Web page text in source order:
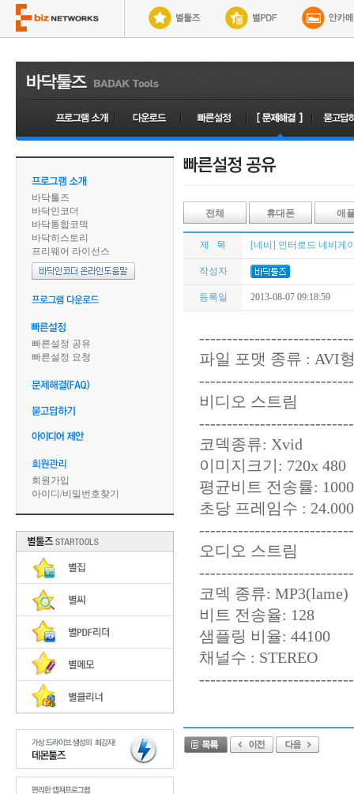
바닥툴즈
바닥인코더
바닥통합코덱
바닥히스토리
프리웨어 라이선스
빠른설정 공유
빠른설정 요청
회원가입
아이디 /비밀번호찾기
전체 휴대폰 애
제 목 [네비] 인터로드 네비게
작성자
등록일 2013-08-07 09:18:59
파일 포맷 종류 : AVI
비디오 스트림
코덱종류: Xvid
이미지크기: 720x 480
평균비트 전송률:
초당 프레임수 :
오디오 스트림
코덱 종류: MP3(lame)
비트 전송율: 128
샘플링 비율: 44100
채널수 : STEREO